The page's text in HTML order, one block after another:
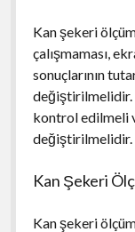
Kan şekeri
çalışmaması,
sonuçlarının
değiştirilmelidir.
kontrol edilmeli
değiştirilmelidir.
Kan Şekeri
Kan şekeri